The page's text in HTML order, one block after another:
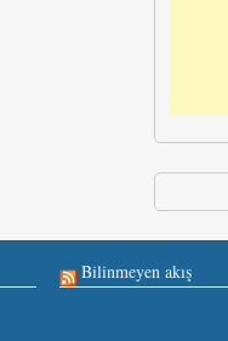
Bilinmeyen akış